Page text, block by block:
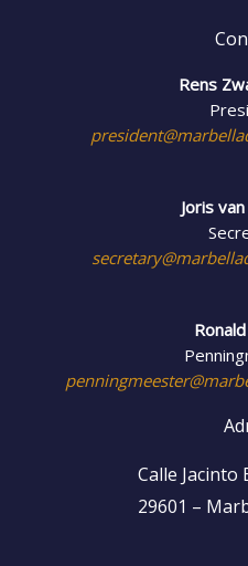
Rens
Joris
Calle Jacinto
29601 –